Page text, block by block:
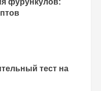
фурункулов:
тест на